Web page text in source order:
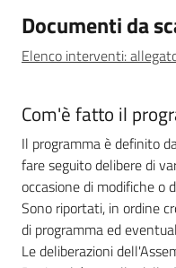
Documenti da
Elenco interventi:
Com'è fatto il
Il programma è definito
fare seguito delibere di
occasione di modifiche o
Sono riportati, in ordine
di programma ed
Le deliberazioni